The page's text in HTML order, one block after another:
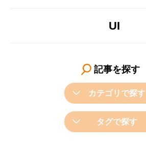
UI
記事を探す
カテゴリで探す
タグで探す